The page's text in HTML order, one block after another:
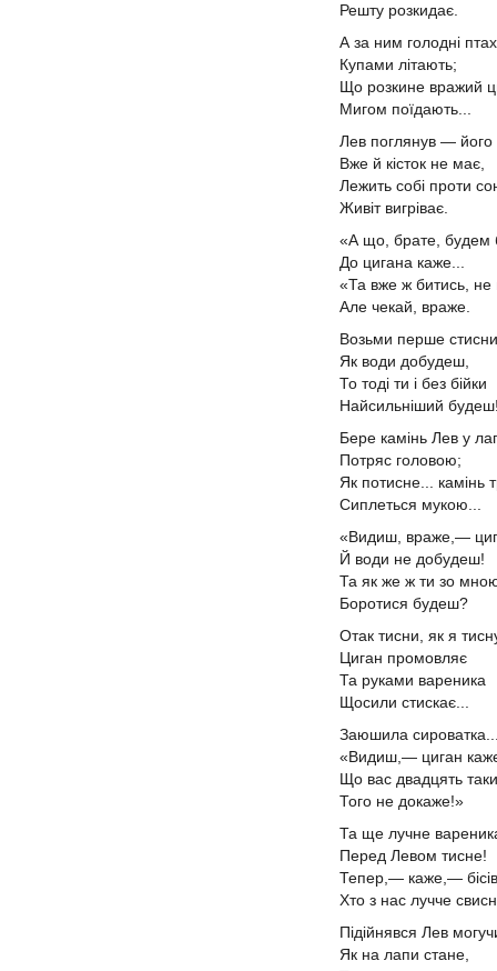
Решту розкидає.
А за ним голодні
Купами літають;
Що розкине вражий
Мигом поїдають...
Лев поглянув —
Вже й кісток не має,
Лежить собі проти
Живіт вигріває.
«А що, брате,
До цигана каже...
«Та вже ж битись,
Але чекай, враже.
Возьми перше
Як води добудеш,
То тоді ти і без бійки
Найсильніший
Бере камінь Лев у
Потряс головою;
Як потисне... камінь
Сиплеться мукою...
«Видиш, враже,—
Й води не добудеш!
Та як же ж ти зо
Боротися будеш?
Отак тисни, як я
Циган промовляє
Та руками вареника
Щосили стискає...
Заюшила
«Видиш,— циган
Що вас двадцять
Того не докаже!»
Та ще лучне
Перед Левом тисне!
Тепер,— каже,—
Хто з нас лучче
Підійнявся Лев
Як на лапи стане,